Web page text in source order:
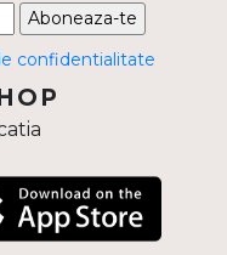
Aboneaza-te
confidentialitate